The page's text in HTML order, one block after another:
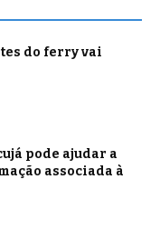
do ferry vai
pode ajudar a
associada à